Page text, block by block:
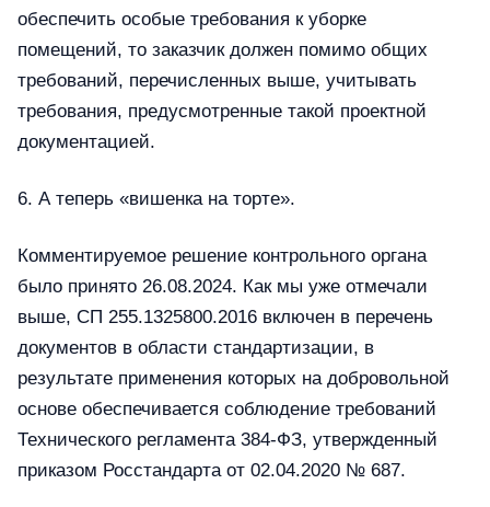
обеспечить особые требования к уборке
помещений, то заказчик должен помимо общих
требований, перечисленных выше, учитывать
требования, предусмотренные такой проектной
документацией.
6. А теперь «вишенка на торте».
Комментируемое решение контрольного органа
было принято 26.08.2024. Как мы уже отмечали
выше, СП 255.1325800.2016 включен в перечень
документов в области стандартизации, в
результате применения которых на добровольной
основе обеспечивается соблюдение требований
Технического регламента 384-ФЗ, утвержденный
приказом Росстандарта от 02.04.2020 № 687.